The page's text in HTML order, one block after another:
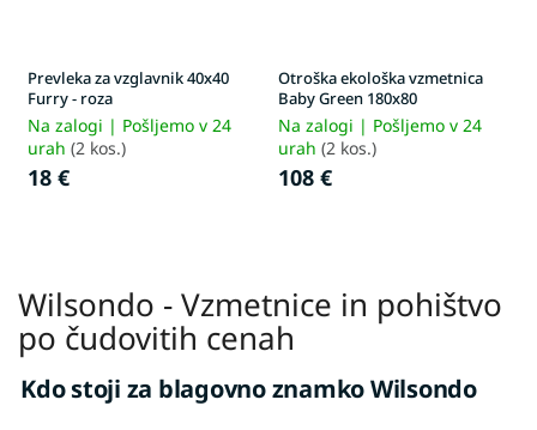
Prevleka za vzglavnik 40x40
Furry - roza
Na zalogi | Pošljemo v 24
urah (2 kos.)
18 €
Otroška ekološka vzmetnica
Baby Green 180x80
Na zalogi | Pošljemo v 24
urah (2 kos.)
108 €
Wilsondo - Vzmetnice in pohištvo
po čudovitih cenah
Kdo stoji za blagovno znamko Wilsondo